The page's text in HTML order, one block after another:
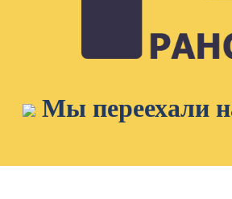
Мы переехали